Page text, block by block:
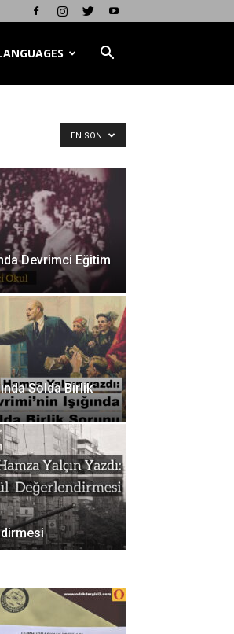
EN SON
Devrimci Eğitim
Solda Birlik